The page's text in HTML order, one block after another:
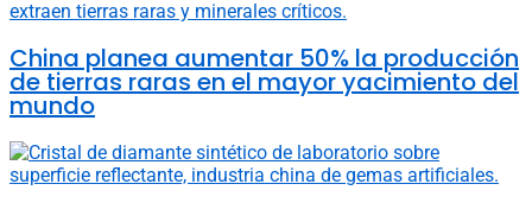
China planea aumentar 50% la producción
de tierras raras en el mayor yacimiento del
mundo